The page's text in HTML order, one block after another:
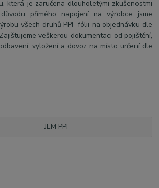
která je zaručena dlouholetými zkušenostmi
přímého napojení na výrobce jsme
všech druhů PPF fólii na objednávku dle
veškerou dokumentaci od pojištění,
vyložení a dovoz na místo určení dle
JEM PPF